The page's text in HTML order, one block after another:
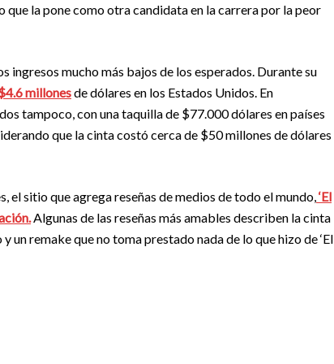
la pone como otra candidata en la carrera por la peor
ingresos mucho más bajos de los esperados. Durante su
millonesde dólares en los Estados Unidos. En
tampoco, con una taquilla de $77.000 dólares en países
que la cinta costó cerca de $50 millones de dólares
el sitio que agrega reseñas de medios de todo el mundo,‘El
Algunas de las reseñas más amables describen la cinta
un remake que no toma prestado nada de lo que hizo de ‘El